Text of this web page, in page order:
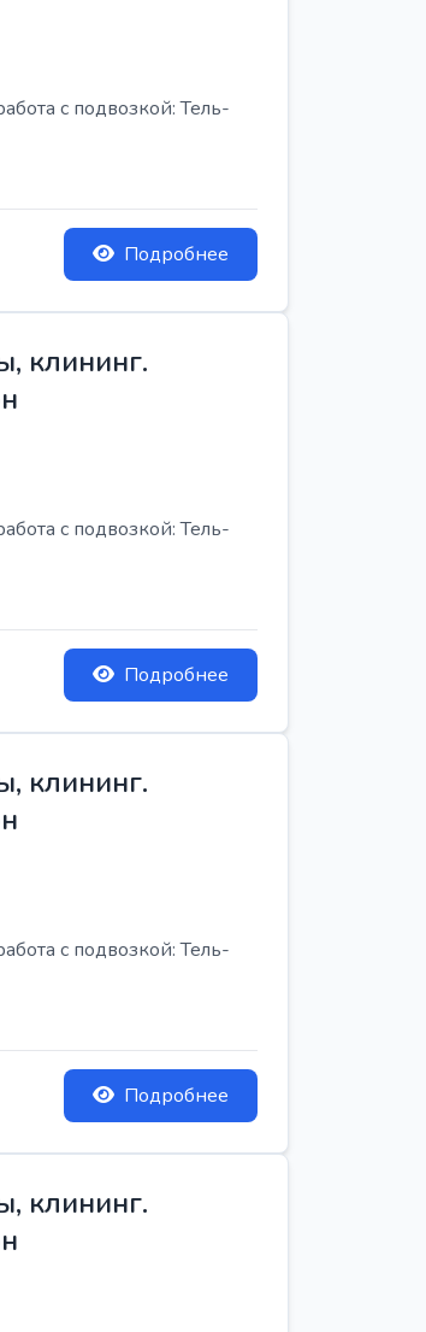
с подвозкой: Тель-
Подробнее
клининг.
с подвозкой: Тель-
Подробнее
клининг.
с подвозкой: Тель-
Подробнее
клининг.